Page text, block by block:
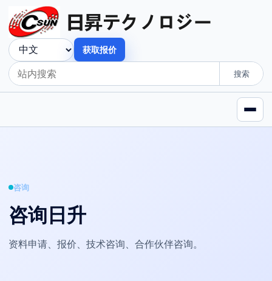
搜索
获取报价
咨询
咨询日升
资料申请、报价、技术咨询、合作伙伴咨询。